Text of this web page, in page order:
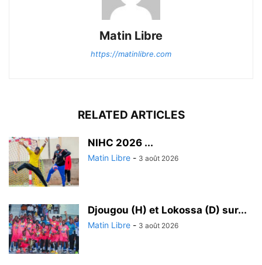
Matin Libre
https://matinlibre.com
RELATED ARTICLES
‎NIHC 2026 ...
Matin Libre - 3 août 2026
Djougou (H) et Lokossa (D) sur...
Matin Libre - 3 août 2026